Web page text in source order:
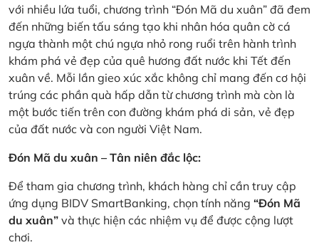
với nhiều lứa tuổi, chương trình “Đón Mã du xuân” đã đem
đến những biến tấu sáng tạo khi nhân hóa quân cờ cá
ngựa thành một chú ngựa nhỏ rong ruổi trên hành trình
khám phá vẻ đẹp của quê hương đất nước khi Tết đến
xuân về. Mỗi lần gieo xúc xắc không chỉ mang đến cơ hội
trúng các phần quà hấp dẫn từ chương trình mà còn là
một bước tiến trên con đường khám phá di sản, vẻ đẹp
của đất nước và con người Việt Nam.
Đón Mã du xuân – Tân niên đắc lộc:
Để tham gia chương trình, khách hàng chỉ cần truy cập
ứng dụng BIDV SmartBanking, chọn tính năng “Đón Mã
du xuân” và thực hiện các nhiệm vụ để được cộng lượt
chơi.